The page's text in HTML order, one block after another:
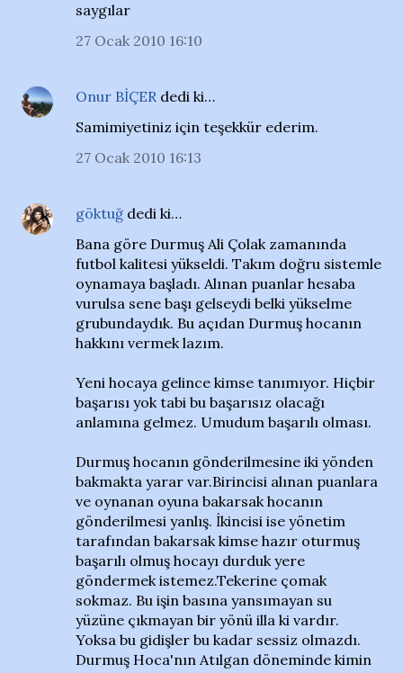
saygılar
27 Ocak 2010 16:10
Onur BİÇER dedi ki…
Samimiyetiniz için teşekkür ederim.
27 Ocak 2010 16:13
göktuğ dedi ki…
Bana göre Durmuş Ali Çolak zamanında
futbol kalitesi yükseldi. Takım doğru sistemle
oynamaya başladı. Alınan puanlar hesaba
vurulsa sene başı gelseydi belki yükselme
grubundaydık. Bu açıdan Durmuş hocanın
hakkını vermek lazım.
Yeni hocaya gelince kimse tanımıyor. Hiçbir
başarısı yok tabi bu başarısız olacağı
anlamına gelmez. Umudum başarılı olması.
Durmuş hocanın gönderilmesine iki yönden
bakmakta yarar var.Birincisi alınan puanlara
ve oynanan oyuna bakarsak hocanın
gönderilmesi yanlış. İkincisi ise yönetim
tarafından bakarsak kimse hazır oturmuş
başarılı olmuş hocayı durduk yere
göndermek istemez.Tekerine çomak
sokmaz. Bu işin basına yansımayan su
yüzüne çıkmayan bir yönü illa ki vardır.
Yoksa bu gidişler bu kadar sessiz olmazdı.
Durmuş Hoca'nın Atılgan döneminde kimin